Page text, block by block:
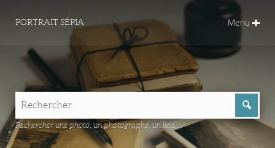
PORTRAIT SÉPIA Menu
Rechercher une photo, un photographe, un lieu...